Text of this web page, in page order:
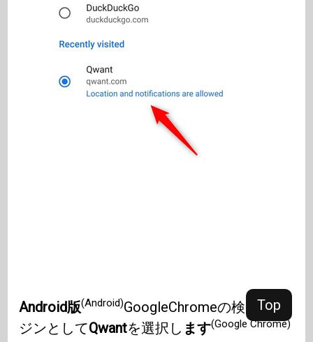
Top
Android版(Android)GoogleChromeの検索エン
ジンとしてQwantを選択し ます(Google Chrome)